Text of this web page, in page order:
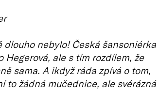
dlouho nebylo! Česká šansoniérka
Hegerová, ale s tím rozdílem, že
sama. A ikdyž ráda zpívá o tom,
to žádná mučednice, ale svérázná